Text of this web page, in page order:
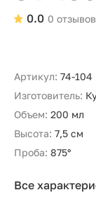
0 отзывов
0.0
Артикул: 74-104
Изготовитель:
Объем: 200 мл
Высота: 7,5 см
Проба: 875°
Все